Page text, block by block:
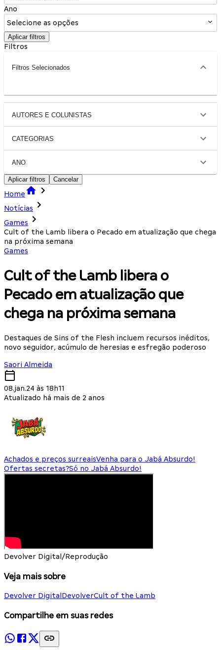
Ano
Selecione as opções
Aplicar filtros
Filtros
Filtros Selecionados
AUTORES E COLUNISTAS
CATEGORIAS
ANO
Aplicar filtros Cancelar
Home
Notícias
Games
Cult of the Lamb libera o Pecado em atualização que chega
na próxima semana
Games
Cult of the Lamb libera o
Pecado em atualização que
chega na próxima semana
Destaques de Sins of the Flesh incluem recursos inéditos,
novo seguidor, acúmulo de heresias e esfregão poderoso
Saori Almeida
08.jan.24 às 18h11
Atualizado há mais de 2 anos
Achados e preços surreaisVenha para o Jabá Absurdo!
Ofertas secretas?Só no Jabá Absurdo!
Devolver Digital/Reprodução
Veja mais sobre
Devolver Digital DevolverCult of the Lamb
Compartilhe em suas redes